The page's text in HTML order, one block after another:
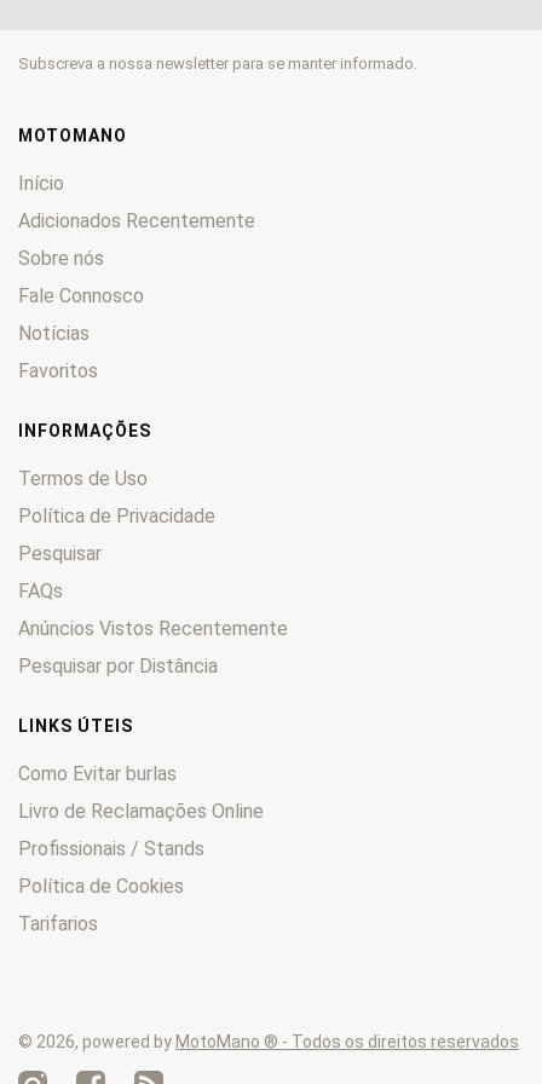
SRT550 0
SRT700
SRV125 0
SRV300
SRV500 0
SRV550
TRX 125
VPS125 0
Subscreva a nossa newsletter para se manter informado.
MOTOMANO
Início
Adicionados Recentemente
Sobre nós
Fale Connosco
Notícias
Favoritos
INFORMAÇÕES
Termos de Uso
Política de Privacidade
Pesquisar
FAQs
Anúncios Vistos Recentemente
Pesquisar por Distância
LINKS ÚTEIS
Como Evitar burlas
Livro de Reclamações Online
Profissionais / Stands
Política de Cookies
Tarifarios
© 2026, powered by MotoMano ® - Todos os direitos reservados